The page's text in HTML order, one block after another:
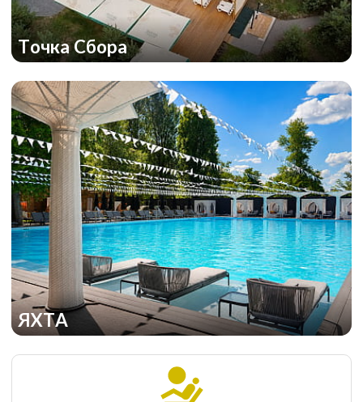
Точка Сбора
ЯХТА